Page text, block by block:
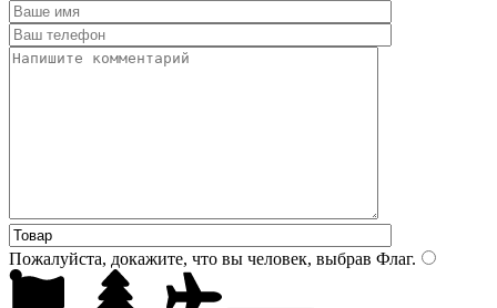
Пожалуйста, докажите, что вы человек, выбрав Флаг.